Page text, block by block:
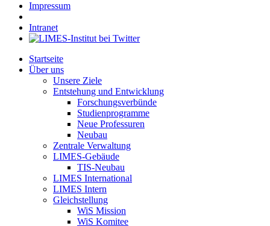
Impressum
Intranet
Startseite
Über uns
Unsere Ziele
Entstehung und Entwicklung
Forschungsverbünde
Studienprogramme
Neue Professuren
Neubau
Zentrale Verwaltung
LIMES-Gebäude
TIS-Neubau
LIMES International
LIMES Intern
Gleichstellung
WiS Mission
WiS Komitee